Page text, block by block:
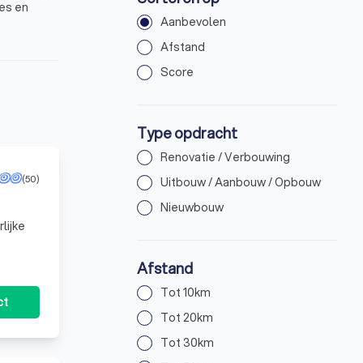
en
de
(50)
Aanbevolen
Afstand
Score
Type opdracht
Renovatie / Verbouwing
Uitbouw / Aanbouw / Opbouw
Nieuwbouw
Afstand
Tot 10km
Tot 20km
Tot 30km